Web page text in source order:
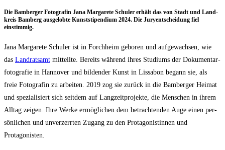
Die Bam­ber­ger Foto­gra­fin Jana Mar­ga­re­te Schul­er erhält das von Stadt und Land­
kreis Bam­berg aus­ge­lob­te Kunst­sti­pen­di­um 2024. Die Jury­ent­schei­dung fiel
einstimmig.
Jana Mar­ga­re­te Schul­er ist in Forch­heim gebo­ren und auf­ge­wach­sen, wie
das Land­rats­amt mit­teil­te. Bereits wäh­rend ihres Stu­di­ums der Doku­men­tar­
fo­to­gra­fie in Han­no­ver und bil­den­der Kunst in Lis­sa­bon begann sie, als
freie Foto­gra­fin zu arbei­ten. 2019 zog sie zurück in die Bam­ber­ger Hei­mat
und spe­zia­li­siert sich seit­dem auf Lang­zeit­pro­jek­te, die Men­schen in ihrem
All­tag zei­gen. Ihre Wer­ke ermög­li­chen dem betrach­ten­den Auge einen per­
sön­li­chen und unver­zerr­ten Zugang zu den Prot­ago­nis­tin­nen und
Protagonisten.